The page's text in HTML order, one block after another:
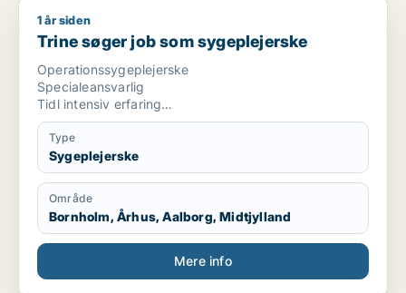
Trine søger job som sygeplejerske
1 år siden
Trine søger job som sygeplejerske
Operationssygeplejerske
Specialeansvarlig
Tidl intensiv erfaring
Medstifter af nyåbnet privatklinik
Type
Sygeplejerske
Område
Bornholm, Århus, Aalborg, Midtjylland
Mere info